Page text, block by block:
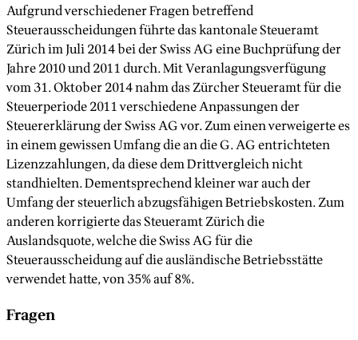
Aufgrund verschiedener Fragen betreffend
Steuerausscheidungen führte das kantonale Steueramt
Zürich im Juli 2014 bei der Swiss AG eine Buchprüfung der
Jahre 2010 und 2011 durch. Mit Veranlagungsverfügung
vom 31. Oktober 2014 nahm das Zürcher Steueramt für die
Steuerperiode 2011 verschiedene Anpassungen der
Steuererklärung der Swiss AG vor. Zum einen verweigerte es
in einem gewissen Umfang die an die G. AG entrichteten
Lizenzzahlungen, da diese dem Drittvergleich nicht
standhielten. Dementsprechend kleiner war auch der
Umfang der steuerlich abzugsfähigen Betriebskosten. Zum
anderen korrigierte das Steueramt Zürich die
Auslandsquote, welche die Swiss AG für die
Steuerausscheidung auf die ausländische Betriebsstätte
verwendet hatte, von 35% auf 8%.
Fragen